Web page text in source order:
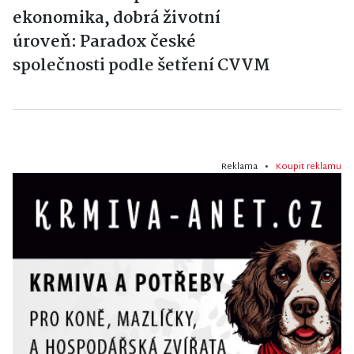
ekonomika, dobrá životní
úroveň: Paradox české
společnosti podle šetření CVVM
Reklama • Koupit reklamu